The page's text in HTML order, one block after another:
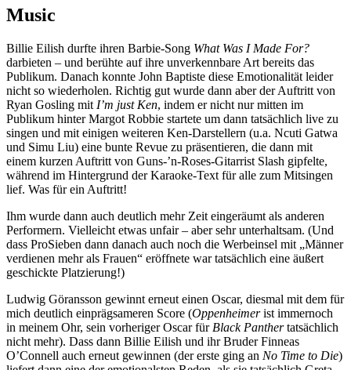
Music
Billie Eilish durfte ihren Barbie-Song What Was I Made For?
darbieten – und berühte auf ihre unverkennbare Art bereits das
Publikum. Danach konnte John Baptiste diese Emotionalität leider
nicht so wiederholen. Richtig gut wurde dann aber der Auftritt von
Ryan Gosling mit I’m just Ken, indem er nicht nur mitten im
Publikum hinter Margot Robbie startete um dann tatsächlich live zu
singen und mit einigen weiteren Ken-Darstellern (u.a. Ncuti Gatwa
und Simu Liu) eine bunte Revue zu präsentieren, die dann mit
einem kurzen Auftritt von Guns-’n-Roses-Gitarrist Slash gipfelte,
während im Hintergrund der Karaoke-Text für alle zum Mitsingen
lief. Was für ein Auftritt!
Ihm wurde dann auch deutlich mehr Zeit eingeräumt als anderen
Performern. Vielleicht etwas unfair – aber sehr unterhaltsam. (Und
dass ProSieben dann danach auch noch die Werbeinsel mit „Männer
verdienen mehr als Frauen“ eröffnete war tatsächlich eine äußert
geschickte Platzierung!)
Ludwig Göransson gewinnt erneut einen Oscar, diesmal mit dem für
mich deutlich einprägsameren Score (Oppenheimerist immernoch
in meinem Ohr, sein vorheriger Oscar für Black Panthertatsächlich
nicht mehr). Dass dann Billie Eilish und ihr Bruder Finneas
O’Connell auch erneut gewinnen (der erste ging an No Time to Die)